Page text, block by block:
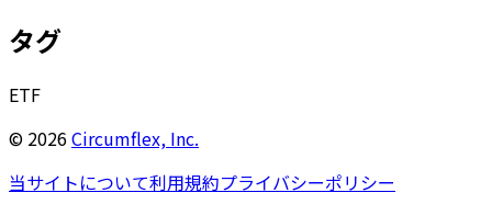
タグ
ETF
© 2026Circumflex, Inc.
当サイトについて利用規約プライバシーポリシー